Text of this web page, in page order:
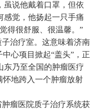
虽说他戴着口罩，但依
感觉，他扬起一只手痛
得很舒服、很温馨。”
治疗室。这意味着济南
心项目掀起“盖头”，正
东乃至全国的肿瘤医疗
怀地跨入一个肿瘤放射
瘤医院质子治疗系统获